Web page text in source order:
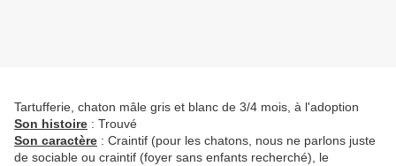
Tartufferie, chaton mâle gris et blanc de 3/4 mois, à l'adoption
Son histoire : Trouvé
Son caractère : Craintif (pour les chatons, nous ne parlons juste
de sociable ou craintif (foyer sans enfants recherché), le